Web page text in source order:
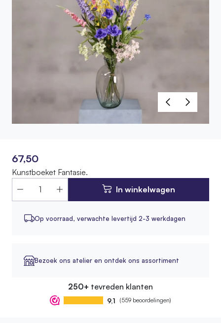
67,50
Kunstboeket Fantasie.
In winkelwagen
Op voorraad, verwachte levertijd 2-3 werkdagen
Bezoek ons atelier en ontdek ons assortiment
250+ tevreden klanten
9,1 (559 beoordelingen)